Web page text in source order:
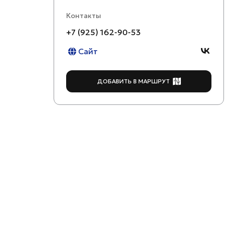
Контакты
+7 (925) 162-90-53
Сайт
ДОБАВИТЬ В МАРШРУТ